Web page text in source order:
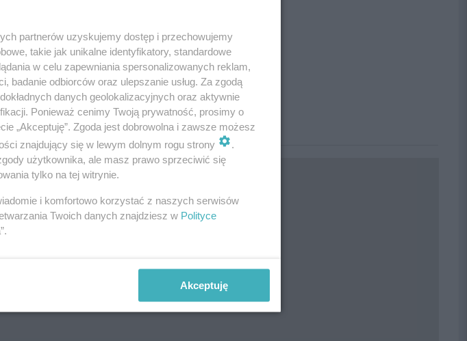
partnerów uzyskujemy dostęp i przechowujemy
takie jak unikalne identyfikatory, standardowe
w celu zapewniania spersonalizowanych reklam,
badanie odbiorców oraz ulepszanie usług. Za zgodą
danych geolokalizacyjnych oraz aktywnie
Ponieważ cenimy Twoją prywatność, prosimy o
„Akceptuję”. Zgoda jest dobrowolna i zawsze możesz
znajdujący się w lewym dolnym rogu strony
.
użytkownika, ale masz prawo sprzeciwić się
tylko na tej witrynie.
i komfortowo korzystać z naszych serwisów
Twoich danych znajdziesz w Polityce
Akceptuję